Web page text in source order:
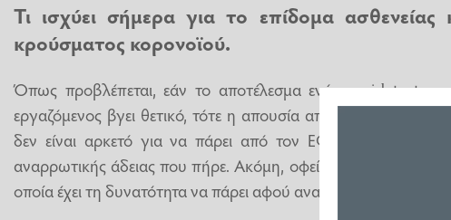
Τι ισχύει σήμερα για το επίδομα ασθενείας
κρούσματος κορονοϊού.
Όπως προβλέπεται, εάν το αποτέλεσμα ενός rapid test
εργαζόμενος βγει θετικό, τότε η απουσία από τη δουλειά του
δεν είναι αρκετό για να πάρει από τον ΕΦΚΑ το
αναρρωτικής άδειας που πήρε. Ακόμη, οφείλει να
οποία έχει τη δυνατότητα να πάρει αφού αναρρώσει, εντός δέκα